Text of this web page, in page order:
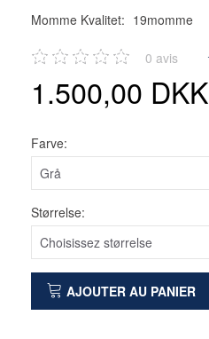
Momme Kvalitet: 19momme
0 avis
1.500,00 DKK
Farve:
Størrelse:
AJOUTER AU PANIER